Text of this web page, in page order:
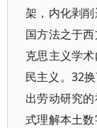
架，内化剥
国方法之于
克思主义学
民主义。32
出劳动研究
式理解本土